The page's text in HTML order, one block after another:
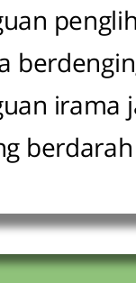
irama
berdarah